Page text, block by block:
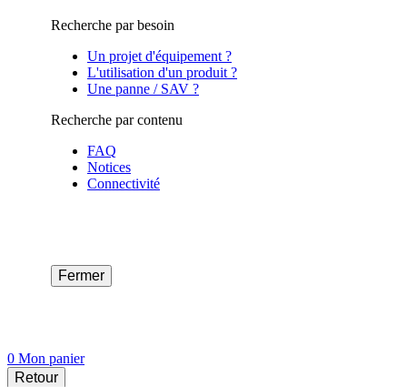
Recherche par besoin
Un projet d'équipement ?
L'utilisation d'un produit ?
Une panne / SAV ?
Recherche par contenu
FAQ
Notices
Connectivité
Fermer
0 Mon panier
Retour